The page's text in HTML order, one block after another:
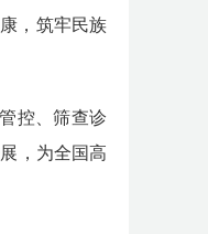
，筑牢民族
控、筛查诊
，为全国高